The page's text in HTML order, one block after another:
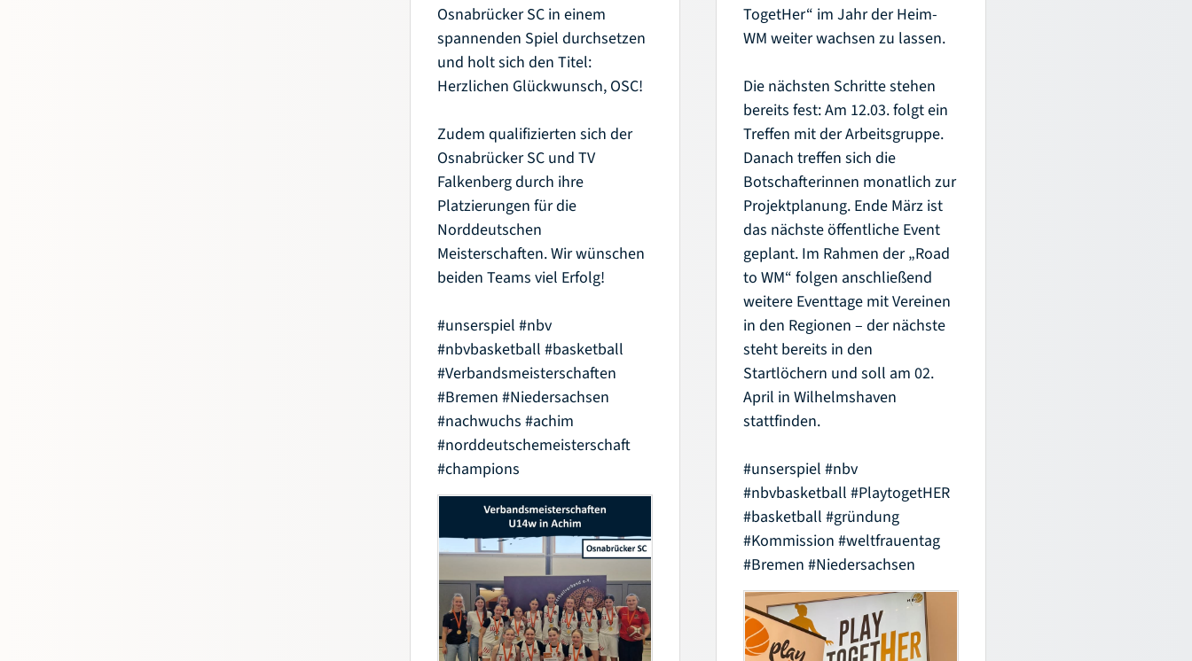
Osnabrücker SC in einem
spannenden Spiel durchsetzen
und holt sich den Titel:
Herzlichen Glückwunsch, OSC!
Zudem qualifizierten sich der
Osnabrücker SC und TV
Falkenberg durch ihre
Platzierungen für die
Norddeutschen
Meisterschaften. Wir wünschen
beiden Teams viel Erfolg!
#unserspiel #nbv
#nbvbasketball #basketball
#Verbandsmeisterschaften
#Bremen #Niedersachsen
#nachwuchs #achim
#norddeutschemeisterschaft
#champions
TogetHer“ im Jahr der Heim-
WM weiter wachsen zu lassen.
Die nächsten Schritte stehen
bereits fest: Am 12.03. folgt ein
Treffen mit der Arbeitsgruppe.
Danach treffen sich die
Botschafterinnen monatlich zur
Projektplanung. Ende März ist
das nächste öffentliche Event
geplant. Im Rahmen der „Road
to WM“ folgen anschließend
weitere Eventtage mit Vereinen
in den Regionen – der nächste
steht bereits in den
Startlöchern und soll am 02.
April in Wilhelmshaven
stattfinden.
#unserspiel #nbv
#nbvbasketball #PlaytogetHER
#basketball #gründung
#Kommission #weltfrauentag
#Bremen #Niedersachsen